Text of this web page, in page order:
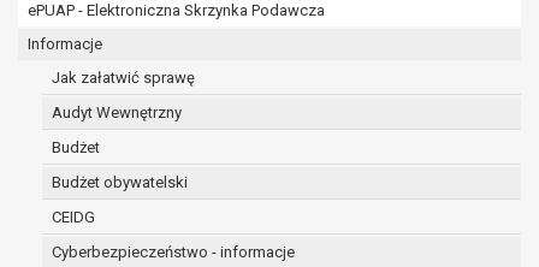
ePUAP - Elektroniczna Skrzynka Podawcza
Informacje
Jak załatwić sprawę
Audyt Wewnętrzny
Budżet
Budżet obywatelski
CEIDG
Cyberbezpieczeństwo - informacje
osobowe w imieniu administratora na
osobowych;
podmioty upoważnione do odbioru danych
przepisów prawa.
Pani/Pana dane osobowe będą przetwarzane
przez okres niezbędny do realizacji celu dla jakiego
zostały zebrane oraz zgodnie z terminami